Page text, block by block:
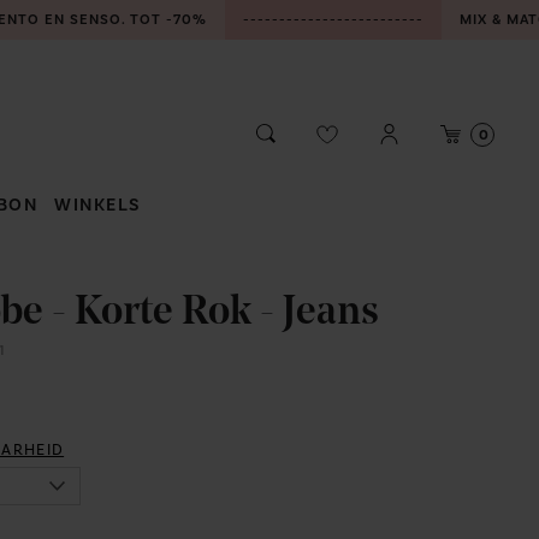
EN SENSO. TOT -70% ------------------------- MIX &
0
Aanmelden
Zoeken
WINKELS
- Korte Rok - Jeans